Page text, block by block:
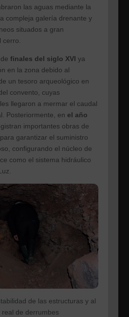
las aguas mediante la
compleja galería drenante y
situados a gran
finales del siglo XVI ya
en la zona debido al
un tesoro arqueológico en
convento, cuyas
llegaron a mermar el caudal
Posteriormente, en el año
importantes obras de
garantizar el suministro
configurando el núcleo de
como el sistema hidráulico
de las estructuras y al
real de derrumbes